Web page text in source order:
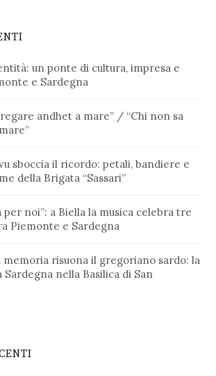
un ponte di cultura, impresa e
e Sardegna
andhet a mare” / “Chi non sa
sboccia il ricordo: petali, bandiere e
della Brigata “Sassari”
per noi”: a Biella la musica celebra tre
Piemonte e Sardegna
risuona il gregoriano sardo: la
nella Basilica di San